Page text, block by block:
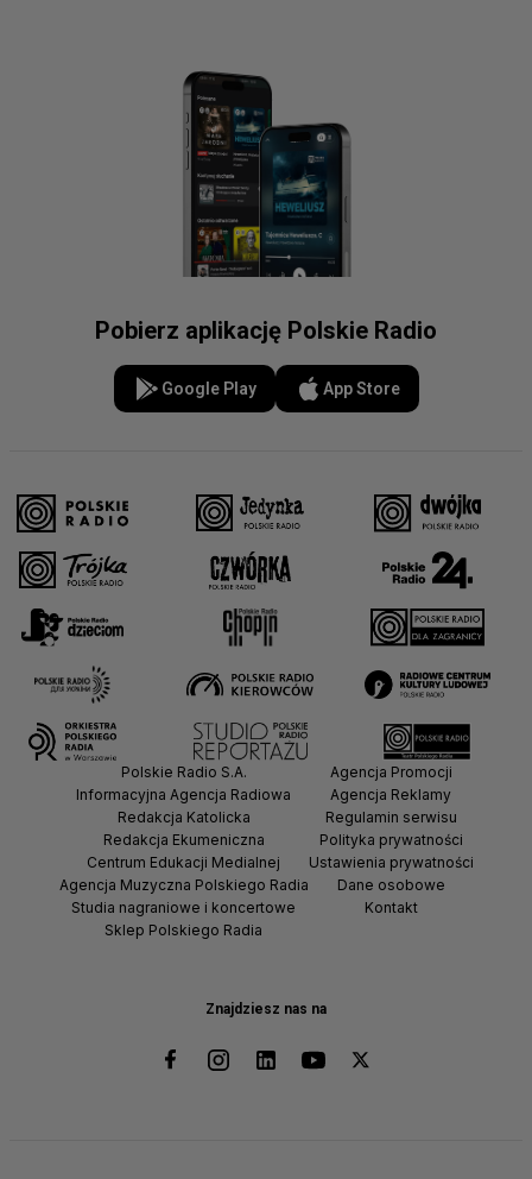
Pobierz aplikację Polskie Radio
Google Play App Store
Znajdziesz nas na
Polskie Radio S.A.
Informacyjna Agencja Radiowa
Redakcja Katolicka
Redakcja Ekumeniczna
Centrum Edukacji Medialnej
Agencja Muzyczna Polskiego Radia
Studia nagraniowe i koncertowe
Sklep Polskiego Radia
Agencja Promocji
Agencja Reklamy
Regulamin serwisu
Polityka prywatności
Ustawienia prywatności
Dane osobowe
Kontakt